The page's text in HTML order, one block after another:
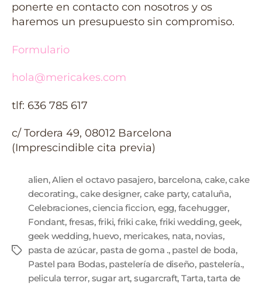
ponerte en contacto con nosotros y os
haremos un presupuesto sin compromiso.
Formulario
hola@mericakes.com
tlf: 636 785 617
c/ Tordera 49, 08012 Barcelona
(Imprescindible cita previa)
alien,Alien el octavo pasajero, barcelona, cake,cake
decorating., cake designer, cake party, cataluña,
Celebraciones,ciencia ficcion, egg, facehugger,
Fondant, fresas, friki, friki cake, friki wedding,geek,
geek wedding, huevo, mericakes, nata, novias,
pasta de azúcar, pasta de goma ., pastel de boda,
Pastel para Bodas, pastelería de diseño, pastelería.,
pelicula terror, sugar art, sugarcraft, Tarta,tarta de